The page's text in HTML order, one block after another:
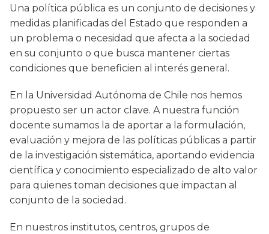
Una política pública es un conjunto de decisiones y
medidas planificadas del Estado que responden a
un problema o necesidad que afecta a la sociedad
en su conjunto o que busca mantener ciertas
condiciones que beneficien al interés general.
En la Universidad Autónoma de Chile nos hemos
propuesto ser un actor clave. A nuestra función
docente sumamos la de aportar a la formulación,
evaluación y mejora de las políticas públicas a partir
de la investigación sistemática, aportando evidencia
científica y conocimiento especializado de alto valor
para quienes toman decisiones que impactan al
conjunto de la sociedad.
En nuestros institutos, centros, grupos de